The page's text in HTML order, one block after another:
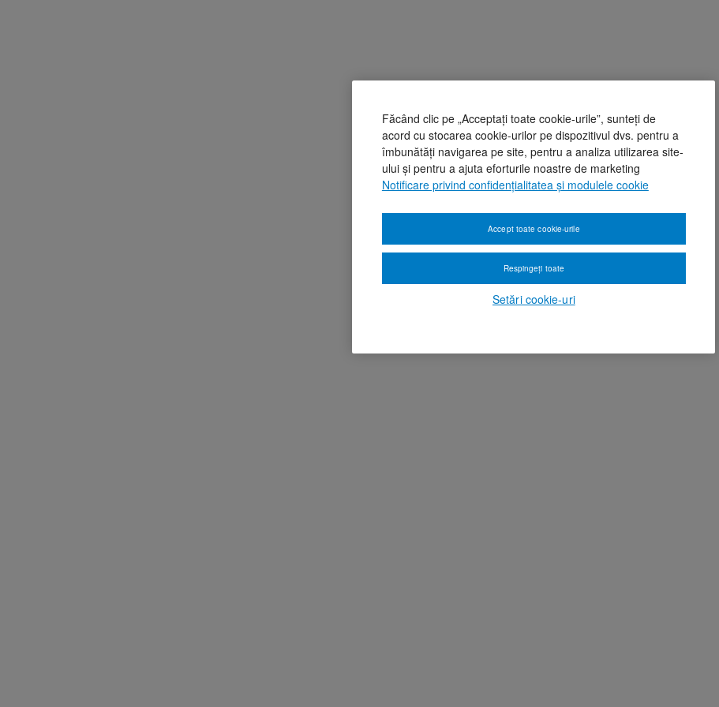
Făcând clic pe „Acceptați toate cookie-urile”, sunteți de
acord cu stocarea cookie-urilor pe dispozitivul dvs. pentru a
îmbunătăți navigarea pe site, pentru a analiza utilizarea site-
ului și pentru a ajuta eforturile noastre de marketing
Notificare privind confidențialitatea și modulele cookie
Setări cookie-uri
Respingeți toate
Accept toate cookie-urile